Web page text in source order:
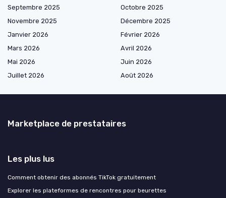
Septembre 2025
Octobre 2025
Novembre 2025
Décembre 2025
Janvier 2026
Février 2026
Mars 2026
Avril 2026
Mai 2026
Juin 2026
Juillet 2026
Août 2026
Marketplace de prestataires
Les plus lus
Comment obtenir des abonnés TikTok gratuitement
Explorer les plateformes de rencontres pour beurettes